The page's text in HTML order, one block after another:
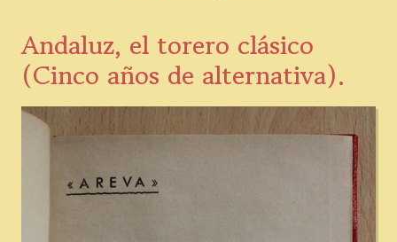
Andaluz, el torero clásico
(Cinco años de alternativa).